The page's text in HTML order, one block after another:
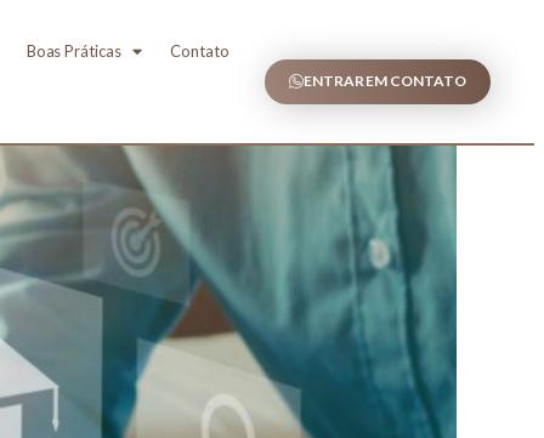
Boas Práticas Contato
ENTRAR EM CONTATO